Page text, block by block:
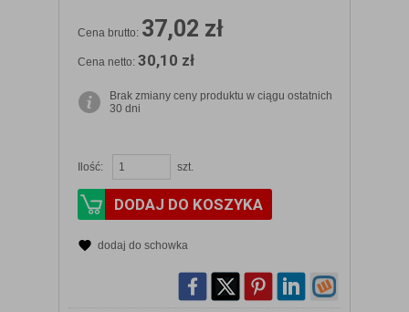
Cena brutto: 37,02 zł
Cena netto: 30,10 zł
Brak zmiany ceny produktu w ciągu ostatnich
30 dni
Ilość: szt.
DODAJ DO KOSZYKA
dodaj do schowka